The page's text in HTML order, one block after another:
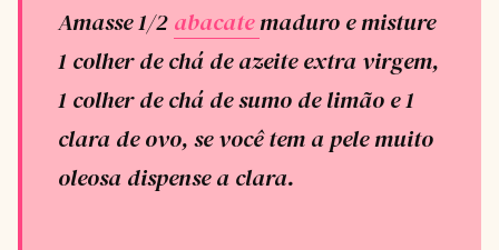
Amasse 1/2 abacatemaduro e misture
1 colher de chá de azeite extra virgem,
1 colher de chá de sumo de limão e 1
clara de ovo, se você tem a pele muito
oleosa dispense a clara.